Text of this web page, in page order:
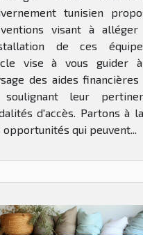
tunisien
visant à
de ces
vise à vous guider
des aides financières
soulignant leur
d'accès. Partons à
opportunités qui peuvent...